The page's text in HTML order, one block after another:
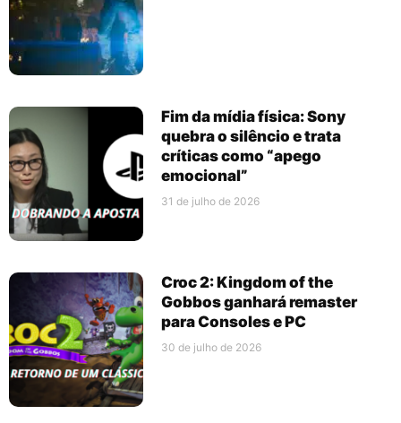
Fim da mídia física: Sony
quebra o silêncio e trata
críticas como “apego
emocional”
31 de julho de 2026
Croc 2: Kingdom of the
Gobbos ganhará remaster
para Consoles e PC
30 de julho de 2026